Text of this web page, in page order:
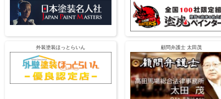
外装塗装ほっとらいん 顧問弁護士 太田茂